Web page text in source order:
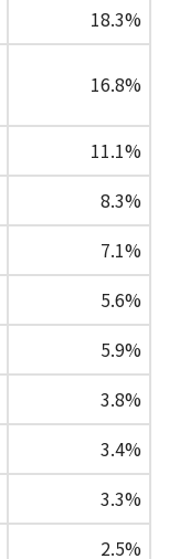
18.3%
16.8%
11.1%
8.3%
7.1%
5.6%
5.9%
3.8%
3.4%
3.3%
2.5%